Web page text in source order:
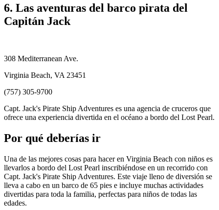
6. Las aventuras del barco pirata del
Capitán Jack
308 Mediterranean Ave.
Virginia Beach, VA 23451
(757) 305-9700
Capt. Jack's Pirate Ship Adventures es una agencia de cruceros que
ofrece una experiencia divertida en el océano a bordo del Lost Pearl.
Por qué deberías ir
Una de las mejores cosas para hacer en Virginia Beach con niños es
llevarlos a bordo del Lost Pearl inscribiéndose en un recorrido con
Capt. Jack's Pirate Ship Adventures. Este viaje lleno de diversión se
lleva a cabo en un barco de 65 pies e incluye muchas actividades
divertidas para toda la familia, perfectas para niños de todas las
edades.